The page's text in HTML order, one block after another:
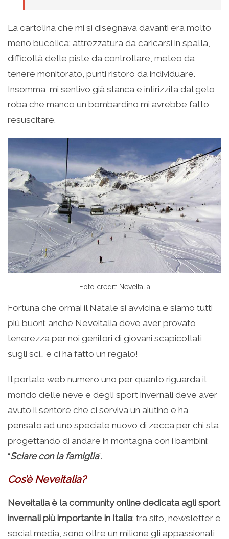
La cartolina che mi si disegnava davanti era molto
meno bucolica: attrezzatura da caricarsi in spalla,
difficoltà delle piste da controllare, meteo da
tenere monitorato, punti ristoro da individuare.
Insomma, mi sentivo già stanca e intirizzita dal gelo,
roba che manco un bombardino mi avrebbe fatto
resuscitare.
Foto credit: NeveItalia
Fortuna che ormai il Natale si avvicina e siamo tutti
più buoni: anche Neveitalia deve aver provato
tenerezza per noi genitori di giovani scapicollati
sugli sci… e ci ha fatto un regalo!
Il portale web numero uno per quanto riguarda il
mondo delle neve e degli sport invernali deve aver
avuto il sentore che ci serviva un aiutino e ha
pensato ad uno speciale nuovo di zecca per chi sta
progettando di andare in montagna con i bambini:
“Sciare con la famiglia”.
Cos’è Neveitalia?
Neveitalia è la community online dedicata agli sport
invernali più importante in Italia: tra sito, newsletter e
social media, sono oltre un milione gli appassionati